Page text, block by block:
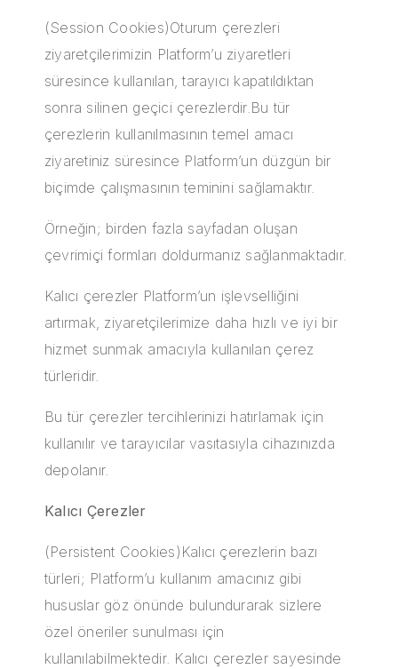
(Session Cookies)Oturum çerezleri
ziyaretçilerimizin Platform’u ziyaretleri
süresince kullanılan, tarayıcı kapatıldıktan
sonra silinen geçici çerezlerdir.Bu tür
çerezlerin kullanılmasının temel amacı
ziyaretiniz süresince Platform’un düzgün bir
biçimde çalışmasının teminini sağlamaktır.
Örneğin; birden fazla sayfadan oluşan
çevrimiçi formları doldurmanız sağlanmaktadır.
Kalıcı çerezler Platform’un işlevselliğini
artırmak, ziyaretçilerimize daha hızlı ve iyi bir
hizmet sunmak amacıyla kullanılan çerez
türleridir.
Bu tür çerezler tercihlerinizi hatırlamak için
kullanılır ve tarayıcılar vasıtasıyla cihazınızda
depolanır.
Kalıcı Çerezler
(Persistent Cookies)Kalıcı çerezlerin bazı
türleri; Platform’u kullanım amacınız gibi
hususlar göz önünde bulundurarak sizlere
özel öneriler sunulması için
kullanılabilmektedir. Kalıcı çerezler sayesinde